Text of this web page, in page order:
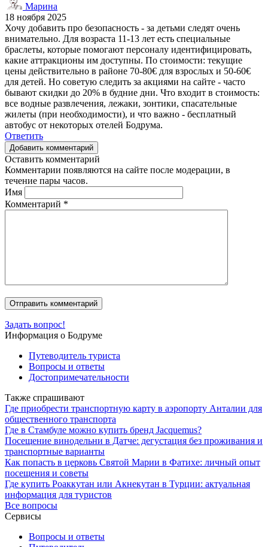
Марина
18 ноября 2025
Хочу добавить про безопасность - за детьми следят очень
внимательно. Для возраста 11-13 лет есть специальные
браслеты, которые помогают персоналу идентифицировать,
какие аттракционы им доступны. По стоимости: текущие
цены действительно в районе 70-80€ для взрослых и 50-60€
для детей. Но советую следить за акциями на сайте - часто
бывают скидки до 20% в будние дни. Что входит в стоимость:
все водные развлечения, лежаки, зонтики, спасательные
жилеты (при необходимости), и что важно - бесплатный
автобус от некоторых отелей Бодрума.
Ответить
Добавить комментарий
Оставить комментарий
Комментарии появляются на сайте после модерации, в
течение пары часов.
Имя
Комментарий *
Задать вопрос!
Информация о Бодруме
Путеводитель туриста
Вопросы и ответы
Достопримечательности
Также спрашивают
Где приобрести транспортную карту в аэропорту Анталии для
общественного транспорта
Где в Стамбуле можно купить бренд Jacquemus?
Посещение винодельни в Датче: дегустация без проживания и
транспортные варианты
Как попасть в церковь Святой Марии в Фатихе: личный опыт
посещения и советы
Где купить Роаккутан или Акнекутан в Турции: актуальная
информация для туристов
Все вопросы
Сервисы
Вопросы и ответы